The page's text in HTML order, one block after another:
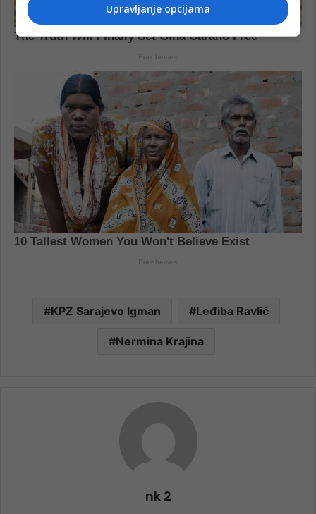
KPZ Sarajevo Igman Leđiba Ravlić
Nermina Krajina
nk 2
Upravljanje opcijama